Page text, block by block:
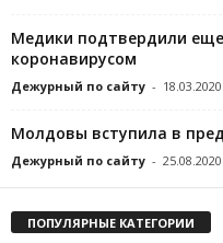
Медики подтвердили
коронавирусом
Дежурный по сайту - 18.03.2020
Молдовы вступила в
Дежурный по сайту - 25.08.2020
ПОПУЛЯРНЫЕ КАТЕГОРИИ